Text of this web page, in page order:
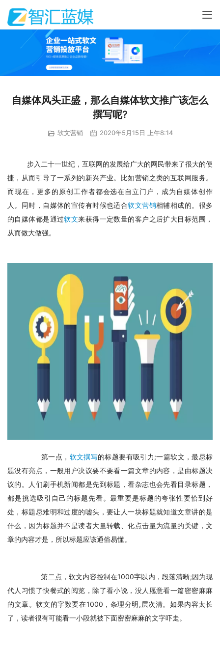
自媒体风头正盛，那么自媒体软文推广该怎么
撰写呢?
软文营销 2020年5月15日 上午8:14
步入二十一世纪，互联网的发展给广大的网民带来了很大的便
捷，从而引导了一系列的新兴产业。比如营销之类的互联网服务。
而现在，更多的原创工作者都会选在自立门户，成为自媒体创作
人。同时，自媒体的宣传有时候也适合软文营销相辅相成的。很多
的自媒体都是通过软文来获得一定数量的客户之后扩大目标范围，
从而做大做强。
第一点， 软文撰写的标题要有吸引力;一篇软文，最忌标
题没有亮点，一般用户决议要不要看一篇文章的内容，是由标题决
议的。人们刷手机新闻都是先到标题，看杂志也会先看目录标题，
都是挑选吸引自己的标题先看。最重要是标题的夸张性要恰到好
处，标题忌难明和过度的嘘头，要让人一块标题就知道文章讲的是
什么，因为标题并不是读者大量转载、化点击量为流量的关键，文
章的内容才是，所以标题应该通俗易懂。
第二点，软文内容控制在1000字以内，段落清晰;因为现
代人习惯了快餐式的阅览，除了看小说，没人愿意看一篇密密麻麻
的文章。软文的字数要在1000，条理分明,层次清。如果内容太长
了，读者很有可能看一小段就被下面密密麻麻的文字吓走。